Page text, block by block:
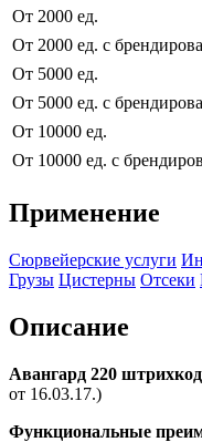
От 2000 ед.
От 2000 ед. с
От 5000 ед.
От 5000 ед. с
От 10000 ед.
От 10000 ед. с
Применение
Сюрвейерские услуги
Грузы Цистерны Отсеки
Описание
Авангард 220 штрихкод
от 16.03.17.)
Функциональные